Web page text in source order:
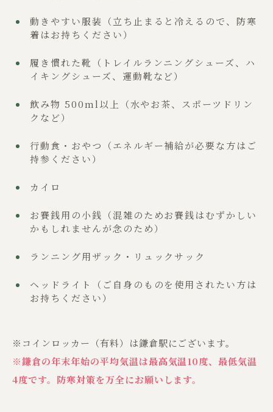
動きやすい服装（立ち止まると冷えるので、防寒
着はお持ちください）
履き慣れた靴（トレイルランニングシューズ、ハ
イキングシューズ、運動靴など）
飲み物 500ml以上（水やお茶、スポーツドリン
クなど）
行動食・おやつ（エネルギー補給が必要な方はご
持参ください）
カイロ
お賽銭用の小銭（混雑のためお賽銭はむずかしい
かもしれませんが念のため）
ランニング用ザック・リュックサック
ヘッドライト（ご自身のものを使用されたい方は
お持ちください）
※コインロッカー（有料）は鎌倉駅にございます。
※鎌倉の年末年始の平均気温は最高気温10度、最低気温
4度です。防寒対策を万全にお願いします。